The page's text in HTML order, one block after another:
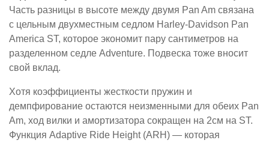
Часть разницы в высоте между двумя Pan Am связана
с цельным двухместным седлом Harley-Davidson Pan
America ST, которое экономит пару сантиметров на
разделенном седле Adventure. Подвеска тоже вносит
свой вклад.
Хотя коэффициенты жесткости пружин и
демпфирование остаются неизменными для обеих Pan
Am, ход вилки и амортизатора сокращен на 2см на ST.
Функция Adaptive Ride Height (ARH) — которая